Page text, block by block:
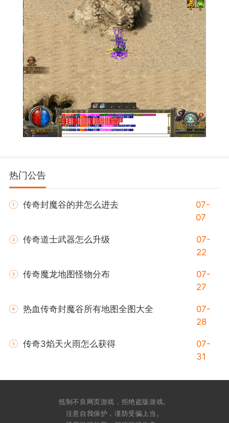
热门公告
传奇封魔谷的井怎么进去
07-
07
传奇道士武器怎么升级
07-
22
传奇魔龙地图怪物分布
07-
27
热血传奇封魔谷所有地图全图大全
07-
28
传奇3焰天火雨怎么获得
07-
31
抵制不良网页游戏，拒绝盗版游戏。
注意自我保护，谨防受骗上当。